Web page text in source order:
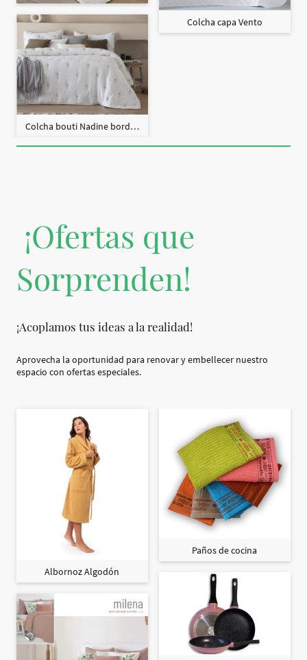
Colcha bouti Nadine bordado + fundas cojín
Colcha capa Vento
¡Ofertas que
Sorprenden!
¡Acoplamos tus ideas a la realidad!
Aprovecha la oportunidad para renovar y embellecer nuestro
espacio con ofertas especiales.
Albornoz Algodón
Paños de cocina